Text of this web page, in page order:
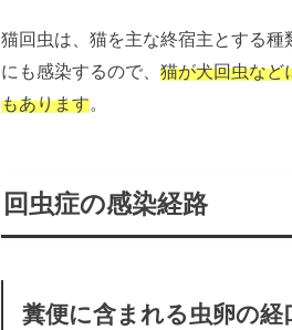
猫回虫は、猫を主な終宿主とする
にも感染するので、 猫が犬回虫など
もあります。
回虫症の感染経路
糞便に含まれる虫卵の経